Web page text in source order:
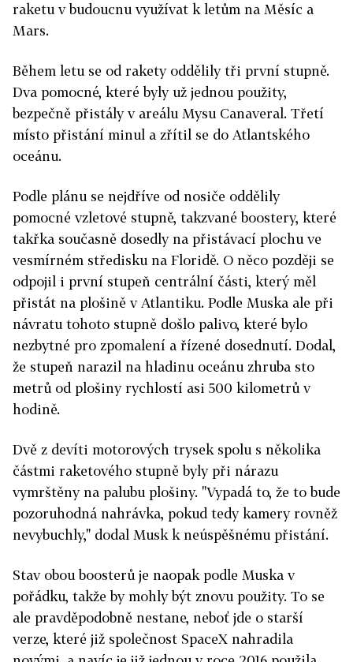
raketu v budoucnu využívat k letům na Měsíc a
Mars.
Během letu se od rakety oddělily tři první stupně.
Dva pomocné, které byly už jednou použity,
bezpečně přistály v areálu Mysu Canaveral. Třetí
místo přistání minul a zřítil se do Atlantského
oceánu.
Podle plánu se nejdříve od nosiče oddělily
pomocné vzletové stupně, takzvané boostery, které
takřka současně dosedly na přistávací plochu ve
vesmírném středisku na Floridě. O něco později se
odpojil i první stupeň centrální části, který měl
přistát na plošině v Atlantiku. Podle Muska ale při
návratu tohoto stupně došlo palivo, které bylo
nezbytné pro zpomalení a řízené dosednutí. Dodal,
že stupeň narazil na hladinu oceánu zhruba sto
metrů od plošiny rychlostí asi 500 kilometrů v
hodině.
Dvě z devíti motorových trysek spolu s několika
částmi raketového stupně byly při nárazu
vymrštěny na palubu plošiny. "Vypadá to, že to bude
pozoruhodná nahrávka, pokud tedy kamery rovněž
nevybuchly," dodal Musk k neúspěšnému přistání.
Stav obou boosterů je naopak podle Muska v
pořádku, takže by mohly být znovu použity. To se
ale pravděpodobně nestane, neboť jde o starší
verze, které již společnost SpaceX nahradila